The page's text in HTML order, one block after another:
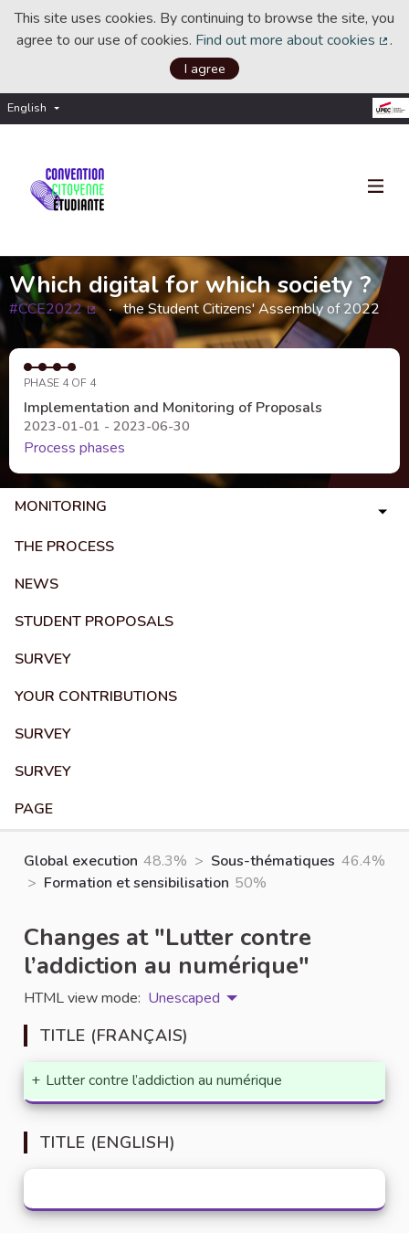
This site uses cookies. By continuing to browse the site, you
agree to our use of cookies. Find out more about cookies .
I agree
English Choisir la langue
Which digital for which society ?
#CCE2022
(External link)
the Student Citizens' Assembly of 2022
PHASE 4 OF 4
Implementation and Monitoring of Proposals
2023-01-01 - 2023-06-30
Process phases
MONITORING
THE PROCESS
NEWS
STUDENT PROPOSALS
SURVEY
YOUR CONTRIBUTIONS
SURVEY
SURVEY
PAGE
Global execution 48.3% > Sous-thématiques 46.4%
> Formation et sensibilisation 50%
Changes at "Lutter contre
l’addiction au numérique"
HTML view mode: Unescaped
TITLE (FRANÇAIS)
+ Lutter contre l’addiction au numérique
TITLE (ENGLISH)